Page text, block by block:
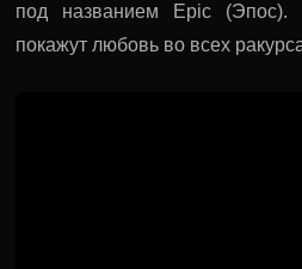
под названием Epic (Эпос).
покажут любовь во всех